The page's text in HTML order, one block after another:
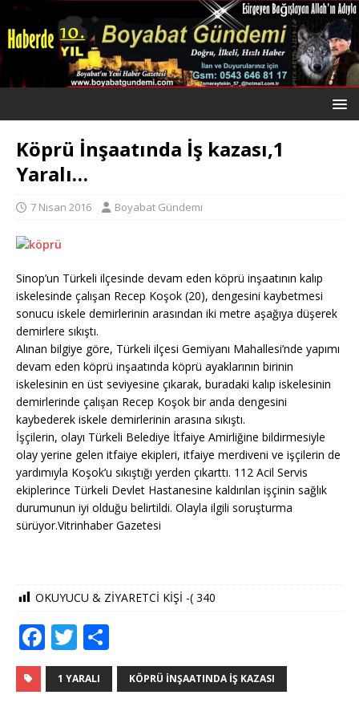
Köprü İnşaatında İş kazası,1
Yaralı…
7 Nisan 2016 Boyabat Gündemi
Sinop’un Türkeli ilçesinde devam eden köprü inşaatının kalıp
iskelesinde çalışan Recep Koşok (20), dengesini kaybetmesi
sonucu iskele demirlerinin arasından iki metre aşağıya düşerek
demirlere sıkıştı.
Alınan bilgiye göre, Türkeli ilçesi Gemiyanı Mahallesi’nde yapımı
devam eden köprü inşaatında köprü ayaklarının birinin
iskelesinin en üst seviyesine çıkarak, buradaki kalıp iskelesinin
demirlerinde çalışan Recep Koşok bir anda dengesini
kaybederek iskele demirlerinin arasına sıkıştı.
İşçilerin, olayı Türkeli Belediye İtfaiye Amirliğine bildirmesiyle
olay yerine gelen itfaiye ekipleri, itfaiye merdiveni ve işçilerin de
yardımıyla Koşok’u sıkıştığı yerden çıkarttı. 112 Acil Servis
ekiplerince Türkeli Devlet Hastanesine kaldırılan işçinin sağlık
durumunun iyi olduğu belirtildi. Olayla ilgili soruşturma
sürüyor.Vitrinhaber Gazetesi
OKUYUCU & ZİYARETCİ KİŞİ -( 340
F
a
c
T
w
it
h
ar
1 YARALI KÖPRÜ İNŞAATINDA İŞ KAZASI